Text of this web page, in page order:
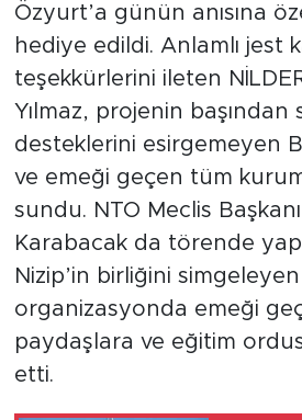
Özyurt’a günün anısına
hediye edildi. Anlamlı jest
teşekkürlerini ileten
Yılmaz, projenin
desteklerini esirgemeyen
ve emeği geçen tüm
sundu. NTO Meclis
Karabacak da törende
Nizip’in birliğini
organizasyonda emeği
paydaşlara ve eğitim
etti.